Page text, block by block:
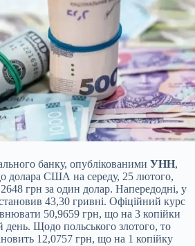
банку, опублікованими УНН,
долара США на середу, 25 лютого,
грн за один долар. Напередодні, у
43,30 гривні. Офіційний курс
50,9659 грн, що на 3 копійки
Щодо польського злотого, то
12,0757 грн, що на 1 копійку